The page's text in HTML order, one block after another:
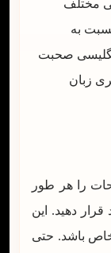
مختلف
به
صحبت
زبان
را هر طور
قرار دهید. این
باشد. حتی